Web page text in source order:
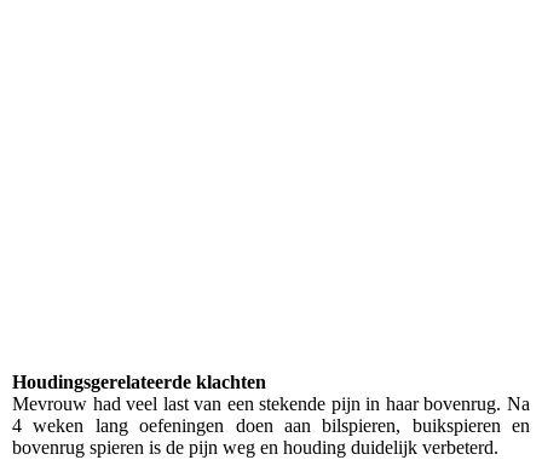
Houdingsgerelateerde klachten
Mevrouw had veel last van een stekende pijn in haar bovenrug. Na
4 weken lang oefeningen doen aan bilspieren, buikspieren en
bovenrug spieren is de pijn weg en houding duidelijk verbeterd.